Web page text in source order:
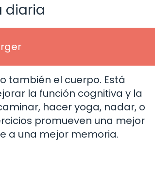
diaria
también el cuerpo. Está
la función cognitiva y la
hacer yoga, nadar, o
promueven una mejor
a una mejor memoria.